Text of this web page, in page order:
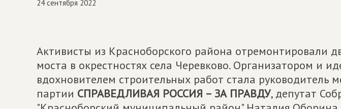
24 сентября 2022
Активисты из Красноборского района отремонтировали
моста в окрестностях села Черевково. Организатором и
вдохновителем строительных работ стала руководитель
партии СПРАВЕДЛИВАЯ РОССИЯ – ЗА ПРАВДУ, депутат